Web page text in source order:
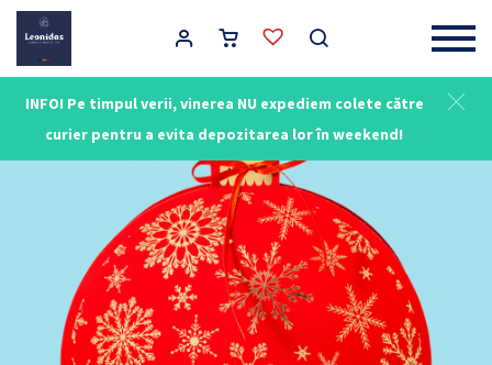
INFO! Pe timpul verii, vinerea NU expediem colete către
curier pentru a evita depozitarea lor în weekend!
Main Navigation
NOU